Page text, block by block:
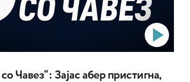
Чавез“: Зајас абер пристигна,